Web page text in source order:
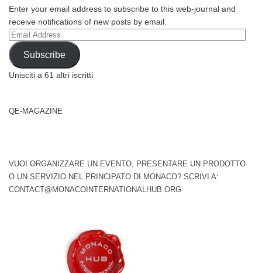
Enter your email address to subscribe to this web-journal and
receive notifications of new posts by email.
Email
Address
Subscribe
Unisciti a 61 altri iscritti
QE-MAGAZINE
VUOI ORGANIZZARE UN EVENTO, PRESENTARE UN PRODOTTO
O UN SERVIZIO NEL PRINCIPATO DI MONACO? SCRIVI A:
CONTACT@MONACOINTERNATIONALHUB.ORG